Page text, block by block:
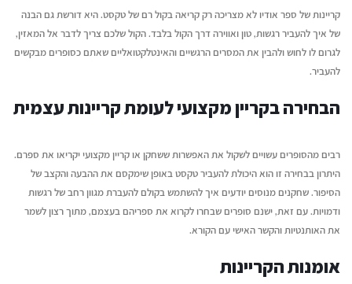
קריינות של ספר אודיולא מצריכה רק קריאה בקול רם של טקסט. היא דורשת גם הבנה
של איך להעביר רגשות, טון ואווירה דרך הקול בלבד. הקול שלכם צריך לדבר אל המאזין,
לגרום לו לחוש ולהבין את המסרים הרגשיים והאינטלקטואליים שאתם כסופרים מבקשים
להעביר.
הבחירה בקריין מקצועי לעומת קריינות עצמית
רבים מהסופרים עשויים לשקול את האפשרות ששחקן או קריין מקצועי יקריאו את ספרם.
היתרון בבחירה זו הוא היכולת להעביר טקסט באופן שימקסם את ההבעה והקצב של
הסיפור. שחקנים מנוסים יודעים איך להשתמש בקולם להעברת מגוון רחב של רגשות
ודמויות. עם זאת, ישנם סופרים שבחרו לקרוא את ספריהם בעצמם, מתוך רצון לשמר
את האותנטיות והקשר האישי עם הקורא.
אומנות הקריינות